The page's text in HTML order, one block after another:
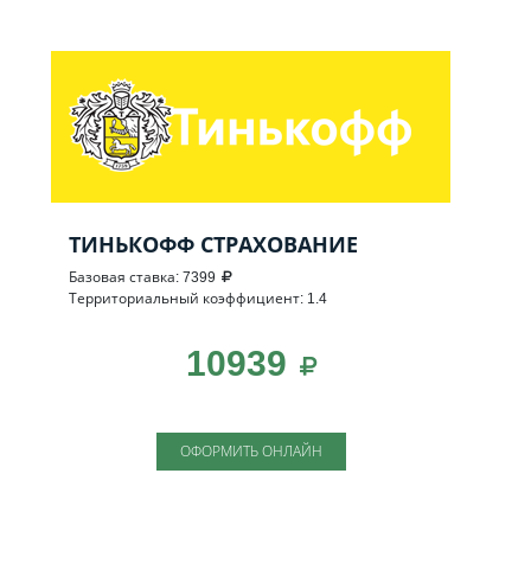
ТИНЬКОФФ СТРАХОВАНИЕ
Базовая ставка: 7399
Территориальный коэффициент: 1.4
10939
ОФОРМИТЬ ОНЛАЙН